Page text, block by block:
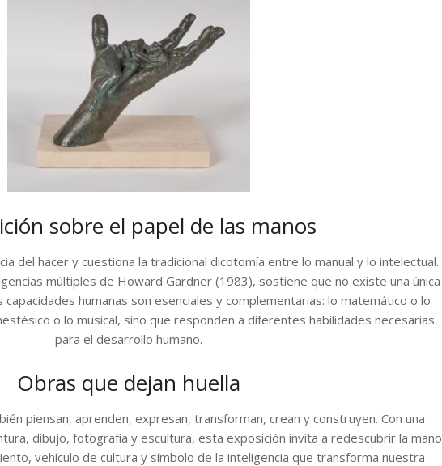
sobre el papel de las manos
del hacer y cuestiona la tradicional dicotomía entre lo manual y lo intelectual.
múltiples de Howard Gardner (1983), sostiene que no existe una única
humanas son esenciales y complementarias: lo matemático o lo
o lo musical, sino que responden a diferentes habilidades necesarias
para el desarrollo humano.
Obras que dejan huella
piensan, aprenden, expresan, transforman, crean y construyen. Con una
dibujo, fotografía y escultura, esta exposición invita a redescubrir la mano
vehículo de cultura y símbolo de la inteligencia que transforma nuestra